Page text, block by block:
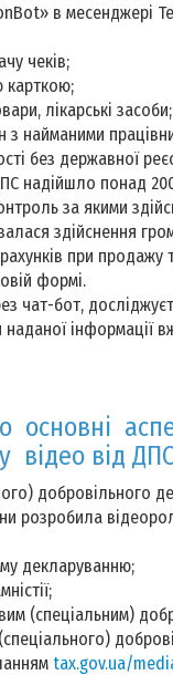
в месенджері
чеків;
карткою;
лікарські засоби;
найманими
без державної
надійшло понад
за якими
здійснення
при продажу
формі.
чат-бот,
інформації
основні
відео від
добровільного
розробила
декларуванню;
(спеціальним)
tax.gov.ua/